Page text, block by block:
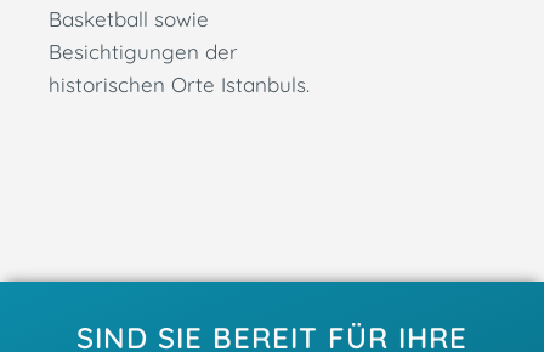
Basketball sowie
Besichtigungen der
historischen Orte Istanbuls.
SIND SIE BEREIT FÜR IHRE